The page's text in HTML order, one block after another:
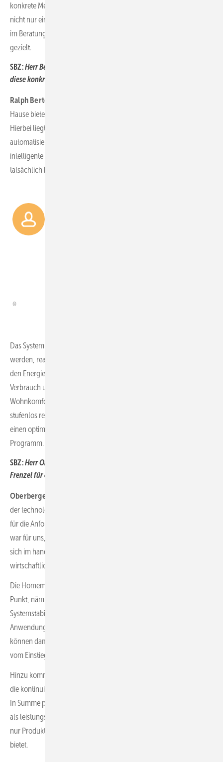
konkrete Mehrwerte bieten können. Energiemanagement ist dabei
nicht nur ein technisches Thema, sondern ein wichtiges Argument
im Beratungsgespräch. Genau hier unterstützen wir das Handwerk
gezielt.
SBZ:Herr Bertelt, welche Produkte bieten Sie an und was können
diese konkret zur Energieeinsparung im Gebäude beitragen?
Ralph Bertelt:
Hause bieten wir ein umfassendes System für alle Gebäudetypen an.
Hierbei liegt ein besonderer Fokus auf Lösungen zur
automatisierten, energiesparenden Raumklimaregelung. Durch
intelligente Algorithmen wird Energie nur dann eingesetzt, wenn sie
tatsächlich benötigt wird.
Das System kann an den individuellen Bedarf des Nutzers angepasst
werden, reagiert selbstständig auf Umwelteinflüsse und gestaltet
den Energieeinsatz kontinuierlich effizienter. So lassen sich
Verbrauch und Kosten um bis zu 33 % senken, während der
Wohnkomfort steigt. Mit unserem Fußbodenheizungscontroller mit
stufenlos regelnden, motorischen Stellventilen haben wir zudem
einen optimierten Energiesparpartner für jede Wärmepumpe im
Programm.
SBZ:Herr Oberberger, aus welchem Grund hat sich ­Richter +
Frenzel für eine Partnerschaft mit ­eQ-3 entschieden?
Oberberger:
der technologisch führend ist und gleichzeitig ein tiefes Verständnis
für die Anforderungen des SHK-Handwerks mitbringt. Entscheidend
war für uns, dass die Lösungen nicht nur innovativ sind, sondern
sich im handwerklichen Alltag auch einfach, sicher und
wirtschaftlich einsetzen lassen.
Die Homematic-IP-Produkte von ­eQ-3 überzeugen in diesem
Punkt, nämlich durch eine einfache Installation, eine hohe
Systemstabilität und eine klare Ausrichtung auf praxisrelevante
Anwendungen im Heizungs- und Gebäudebereich. Fachbetriebe
können damit unterschiedliche Kundenanforderungen abdecken –
vom Einstieg bis zur umfassenden Lösung.
Hinzu kommen Aspekte wie Datenschutz, Zukunftssicherheit und
die kontinuierliche Weiterentwicklung speziell für den SHK-Bereich.
In Summe passt diese Kombination sehr gut zu unserem Anspruch
als leistungsstarker Groß­handelspartner, der dem Handwerk nicht
nur Produkte, sondern auch nachhaltige Lösungen für die Zukunft
bietet.